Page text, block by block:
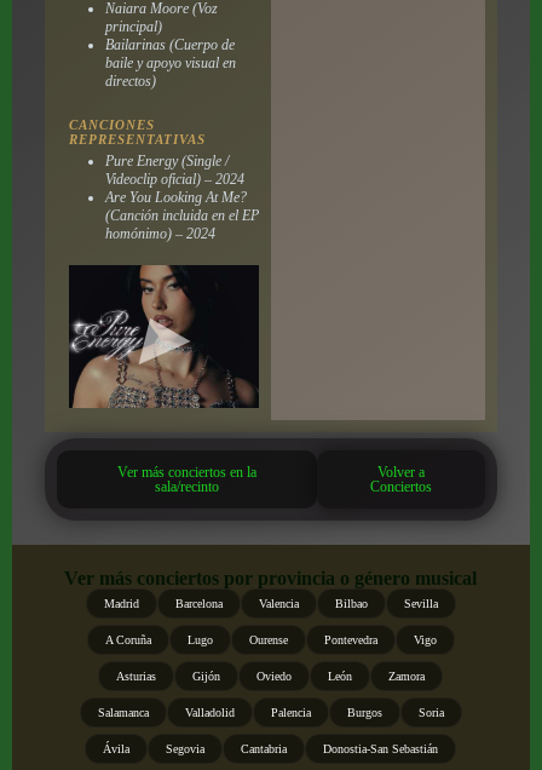
Naiara Moore (Voz
principal)
Bailarinas (Cuerpo de
baile y apoyo visual en
directos)
CANCIONES
REPRESENTATIVAS
Pure Energy (Single /
Videoclip oficial) – 2024
Are You Looking At Me?
(Canción incluida en el EP
homónimo) – 2024
Ver más conciertos en la
sala/recinto
Volver a
Conciertos
Ver más conciertos por provincia o género musical
Madrid Barcelona Valencia Bilbao Sevilla
A Coruña Lugo Ourense Pontevedra Vigo
Asturias Gijón Oviedo León Zamora
Salamanca Valladolid Palencia Burgos Soria
Ávila Segovia Cantabria Donostia-San Sebastián